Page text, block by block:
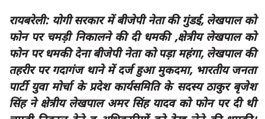
latest
प्रशासनिक
दुर्घटना
editors-pick
रायबरेली: योगी सरकार में बीजेपी नेता की गुंडई, लेखपाल को
फोन पर चमड़ी निकालने की दी धमकी ,क्षेत्रीय लेखपाल को
फोन पर धमकी देना बीजेपी नेता को पड़ा महंगा, लेखपाल की
तहरीर पर गदागंज थाने में दर्ज हुआ मुकदमा, भारतीय जनता
पार्टी युवा मोर्चा के प्रदेश कार्यसमिति के सदस्य ठाकुर बृजेश
सिंह ने क्षेत्रीय लेखपाल अमर सिंह यादव को फोन पर दी थी